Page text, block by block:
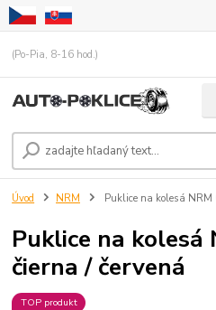
(Po-Pia, 8-16 hod.)
Úvod NRM Puklice na kolesá NRM
Puklice na kolesá
čierna / červená
TOP produkt